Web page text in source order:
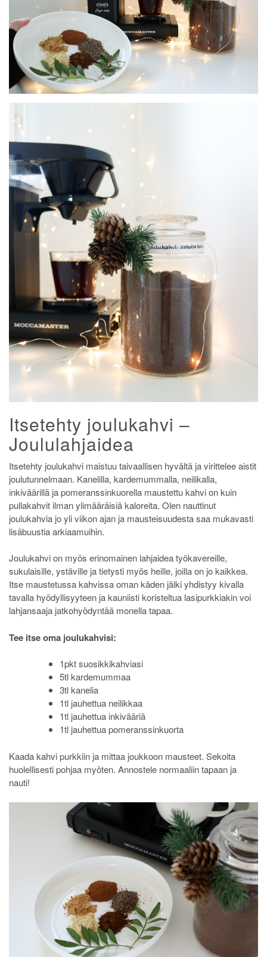
Itsetehty joulukahvi –
Joululahjaidea
Itsetehty joulukahvi maistuu taivaallisen hyvältä ja virittelee aistit
joulutunnelmaan. Kanelilla, kardemummalla, neilikalla,
inkiväärillä ja pomeranssinkuorella maustettu kahvi on kuin
pullakahvit ilman ylimääräisiä kaloreita. Olen nauttinut
joulukahvia jo yli viikon ajan ja mausteisuudesta saa mukavasti
lisäbuustia arkiaamuihin.
Joulukahvi on myös erinomainen lahjaidea työkavereille,
sukulaisille, ystäville ja tietysti myös heille, joilla on jo kaikkea.
Itse maustetussa kahvissa oman käden jälki yhdistyy kivalla
tavalla hyödyllisyyteen ja kauniisti koristeltua lasipurkkiakin voi
lahjansaaja jatkohyödyntää monella tapaa.
Tee itse oma joulukahvisi:
1pkt suosikkikahviasi
5tl kardemummaa
3tl kanelia
1tl jauhettua neilikkaa
1tl jauhettua inkivääriä
1tl jauhettua pomeranssinkuorta
Kaada kahvi purkkiin ja mittaa joukkoon mausteet. Sekoita
huolellisesti pohjaa myöten. Annostele normaaliin tapaan ja
nauti!